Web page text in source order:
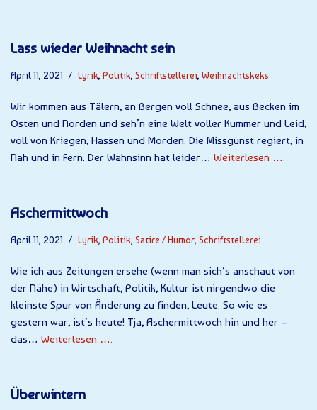
Lass wieder Weihnacht sein
April 11, 2021 Lyrik, Politik, Schriftstellerei, Weihnachtskeks
Wir kommen aus Tälern, an Bergen voll Schnee, aus Becken im
Osten und Norden und seh’n eine Welt voller Kummer und Leid,
voll von Kriegen, Hassen und Morden. Die Missgunst regiert, in
Nah und in Fern. Der Wahnsinn hat leider… Weiterlesen ….
Aschermittwoch
April 11, 2021 Lyrik, Politik, Satire / Humor, Schriftstellerei
Wie ich aus Zeitungen ersehe (wenn man sich’s anschaut von
der Nähe) in Wirtschaft, Politik, Kultur ist nirgendwo die
kleinste Spur von Änderung zu finden, Leute. So wie es
gestern war, ist’s heute! Tja, Aschermittwoch hin und her –
das… Weiterlesen ….
Überwintern